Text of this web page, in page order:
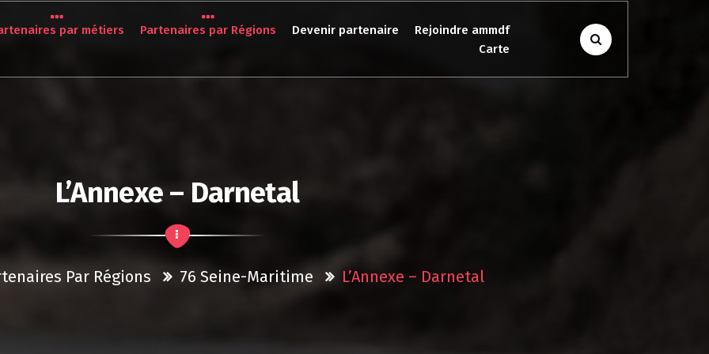
par métiers Partenaires par Régions Devenir partenaire
Rejoindre ammdf
Carte
L’Annexe – Darnetal
Par Régions 76 Seine-Maritime L’Annexe – Darnetal